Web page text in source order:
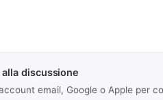
discussione
email, Google o Apple per